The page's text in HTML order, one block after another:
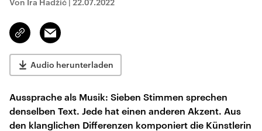
Von Ira Hadžić | 22.07.2022
Link
kopieren/teilen
Email
Audio herunterladen
Aussprache als Musik: Sieben Stimmen sprechen
denselben Text. Jede hat einen anderen Akzent. Aus
den klanglichen Differenzen komponiert die Künstlerin